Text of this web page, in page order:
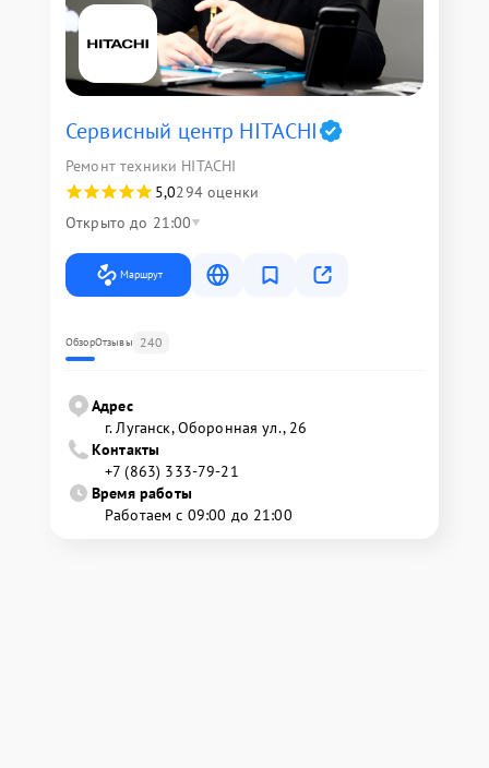
Сервисный центр HITACHI
Ремонт техники HITACHI
5,0294 оценки
Открыто до 21:00
Маршрут
ОбзорОтзывы 240
Адрес
г. Луганск, Оборонная ул., 26
Контакты
+7 (863) 333-79-21
Время работы
Работаем с 09:00 до 21:00